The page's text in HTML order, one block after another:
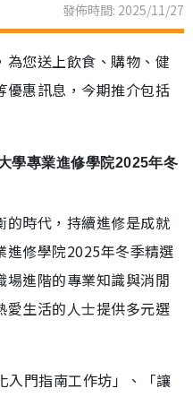
發佈時間: 2025/11/27
為您送上飲食、購物、健
優惠訊息，今期推介包括
學專業進修學院2025年冬
的時代，持續進修是成就
進修學院2025年冬季精選
場進階的專業知識與消閒
愛生活的人士提供多元選
入門指南工作坊」、「讓